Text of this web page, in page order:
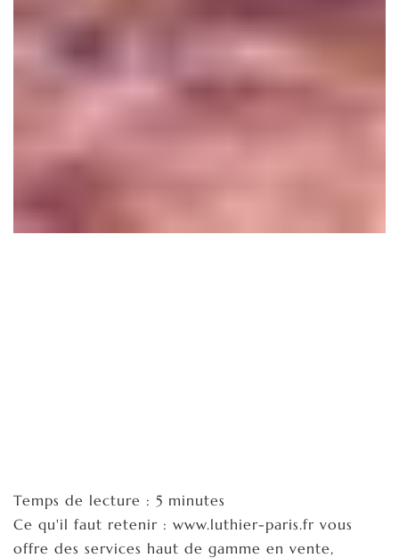
Temps de lecture : 5 minutes
Ce qu'il faut retenir : www.luthier-paris.fr vous
offre des services haut de gamme en vente,